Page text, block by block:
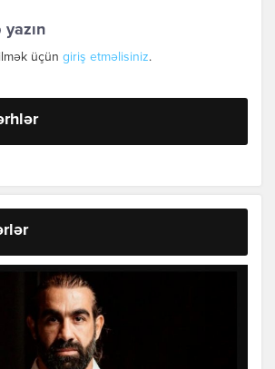
yazın
üçün giriş etməlisiniz.